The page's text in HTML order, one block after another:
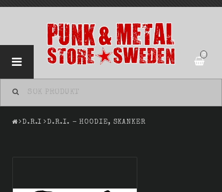
0
D.R.I D.R.I. - HOODIE, SKANKER